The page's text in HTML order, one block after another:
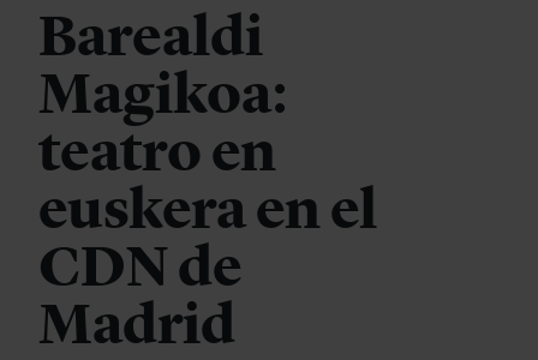
Barealdi
Magikoa:
teatro en
euskera en el
CDN de
Madrid